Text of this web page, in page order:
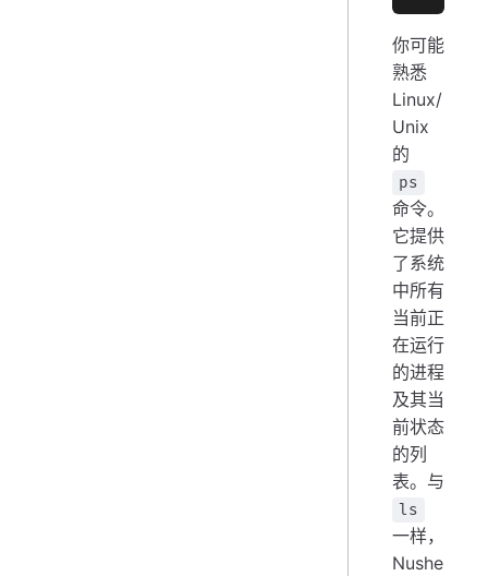
你可能
熟悉
Linux/
Unix
的
ps
命令。
它提供
了系统
中所有
当前正
在运行
的进程
及其当
前状态
的列
表。与
ls
一样，
Nushe